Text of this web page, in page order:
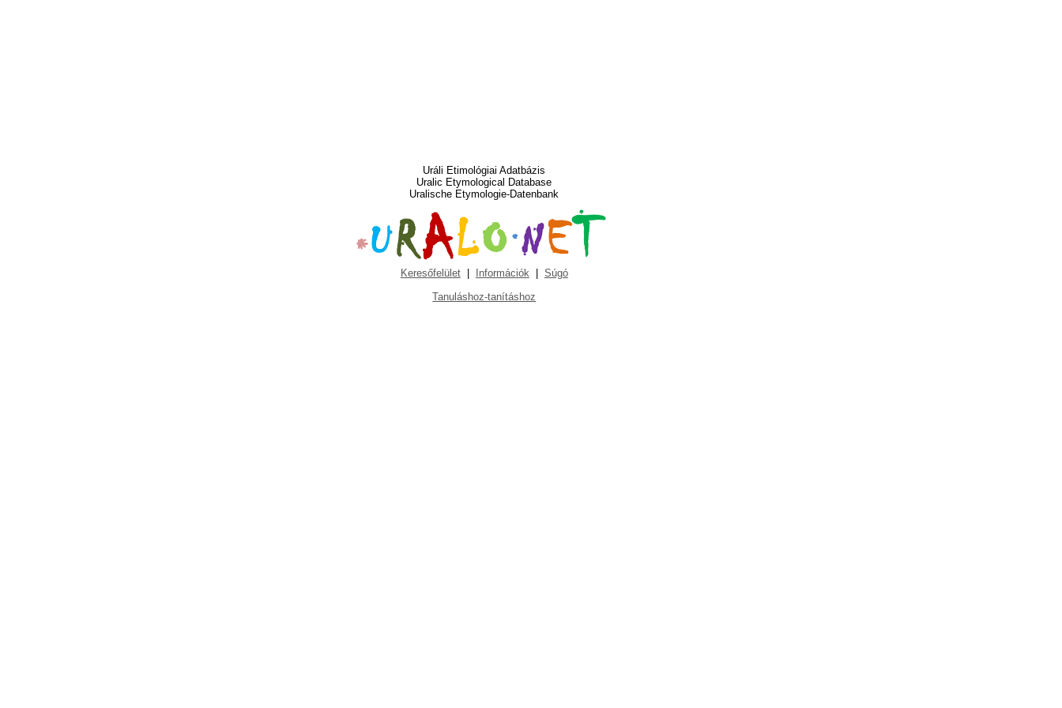
Uráli Etimológiai Adatbázis
Uralic Etymological Database
Uralische Etymologie-Datenbank
Keresőfelület| Információk| Súgó
Tanuláshoz-tanításhoz